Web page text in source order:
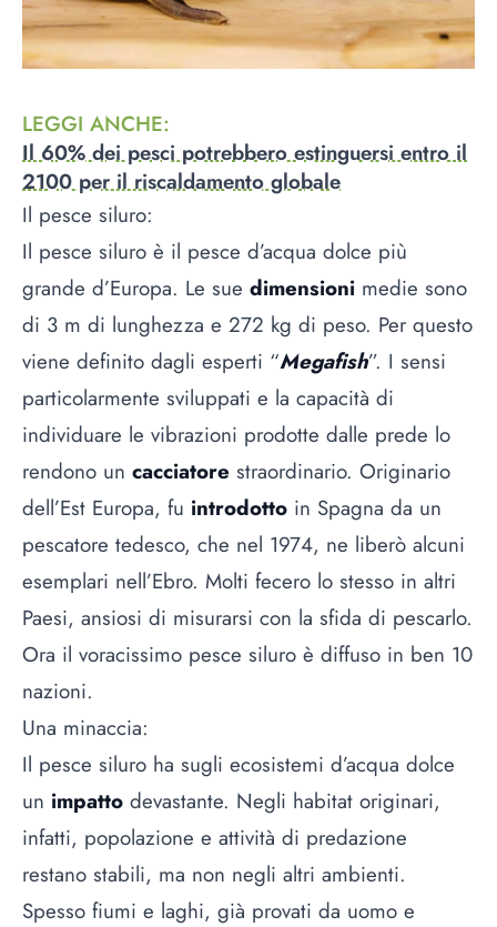
LEGGI ANCHE:
Il 60% dei pesci potrebbero estinguersi entro il
2100 per il riscaldamento globale
Il pesce siluro:
Il pesce siluro è il pesce d’acqua dolce più
grande d’Europa. Le sue dimensioni medie sono
di 3 m di lunghezza e 272 kg di peso. Per questo
viene definito dagli esperti “Megafish”. I sensi
particolarmente sviluppati e la capacità di
individuare le vibrazioni prodotte dalle prede lo
rendono un cacciatore straordinario. Originario
dell’Est Europa, fu introdotto in Spagna da un
pescatore tedesco, che nel 1974, ne liberò alcuni
esemplari nell’Ebro. Molti fecero lo stesso in altri
Paesi, ansiosi di misurarsi con la sfida di pescarlo.
Ora il voracissimo pesce siluro è diffuso in ben 10
nazioni.
Una minaccia:
Il pesce siluro ha sugli ecosistemi d’acqua dolce
un impatto devastante. Negli habitat originari,
infatti, popolazione e attività di predazione
restano stabili, ma non negli altri ambienti.
Spesso fiumi e laghi, già provati da uomo e